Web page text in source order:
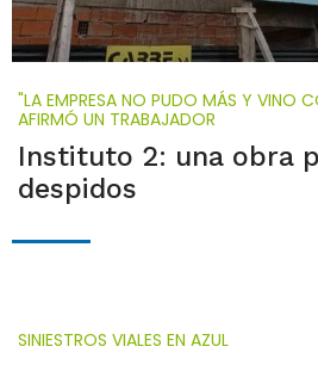
"LA EMPRESA NO PUDO MÁS Y VINO
AFIRMÓ UN TRABAJADOR
Instituto 2: una obra
despidos
SINIESTROS VIALES EN AZUL